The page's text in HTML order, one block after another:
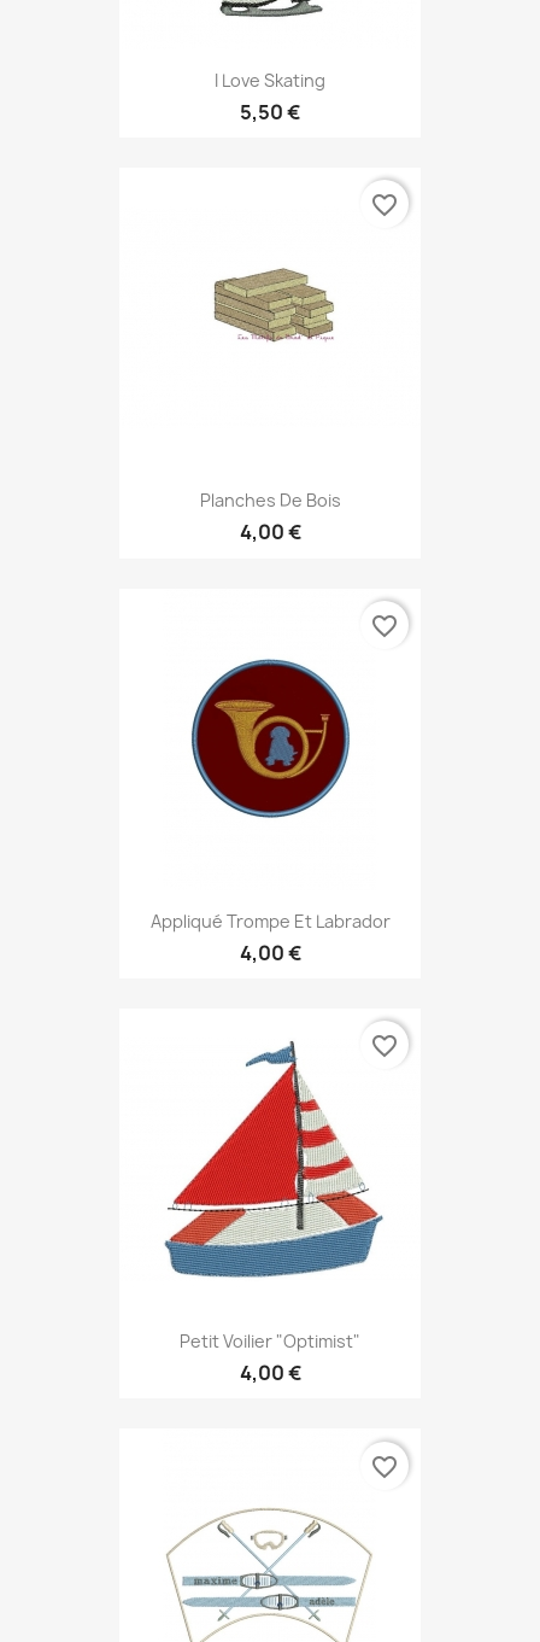
I Love Skating
5,50 €
Planches De Bois
4,00 €
favorite_border
Appliqué Trompe Et Labrador
4,00 €
favorite_border
Petit Voilier "Optimist"
4,00 €
favorite_border
favorite_border